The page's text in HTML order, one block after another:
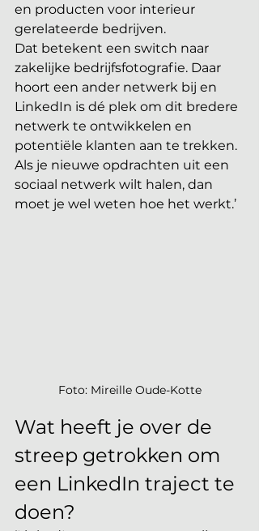
en producten voor interieur
gerelateerde bedrijven.
Dat betekent een switch naar
zakelijke bedrijfsfotografie. Daar
hoort een ander netwerk bij en
LinkedIn is dé plek om dit bredere
netwerk te ontwikkelen en
potentiële klanten aan te trekken.
Als je nieuwe opdrachten uit een
sociaal netwerk wilt halen, dan
moet je wel weten hoe het werkt.’
Foto: Mireille Oude-Kotte
Wat heeft je over de
streep getrokken om
een LinkedIn traject te
doen?